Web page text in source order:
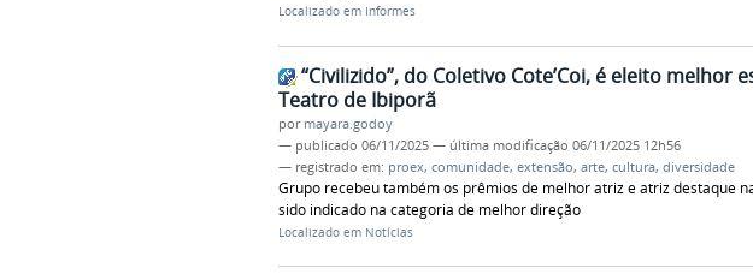
Localizado em Informes
“Civilizido”, do Coletivo Cote’Coi, é eleito melhor
Teatro de Ibiporã
por mayara.godoy
— publicado 06/11/2025 — última modificação 06/11/2025 12h56
— registrado em: proex, comunidade, extensão, arte, cultura, diversidade
Grupo recebeu também os prêmios de melhor atriz e atriz destaque
sido indicado na categoria de melhor direção
Localizado em Notícias